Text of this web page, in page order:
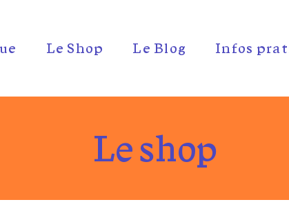
Le Shop Le Blog Infos
Le shop